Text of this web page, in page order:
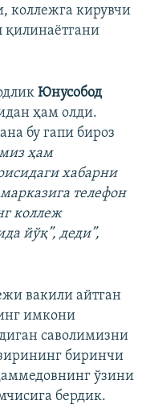
коллежга кирувчи
қилинаётгани
Юнусобод
ҳам олди.
бу гапи бироз
ҳам
хабарни
телефон
коллеж
йўқ”, деди”,
вакили айтган
имкони
саволимизни
биринчи
ўзини
бердик.